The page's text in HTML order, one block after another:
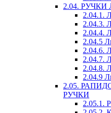
2.04.
2.04.1.
2.04.3.
2.04.4.
2.04.5
2.04.6.
2.04.7.
2.04.8.
2.04.9
2.05.
РУЧКИ
2.05.1.